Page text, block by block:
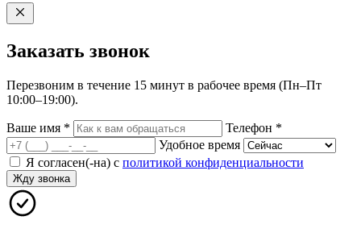
Заказать звонок
Перезвоним в течение 15 минут в рабочее время (Пн–Пт
10:00–19:00).
Ваше имя * Телефон *
Удобное время
Я согласен(-на) с политикой конфиденциальности
Жду звонка